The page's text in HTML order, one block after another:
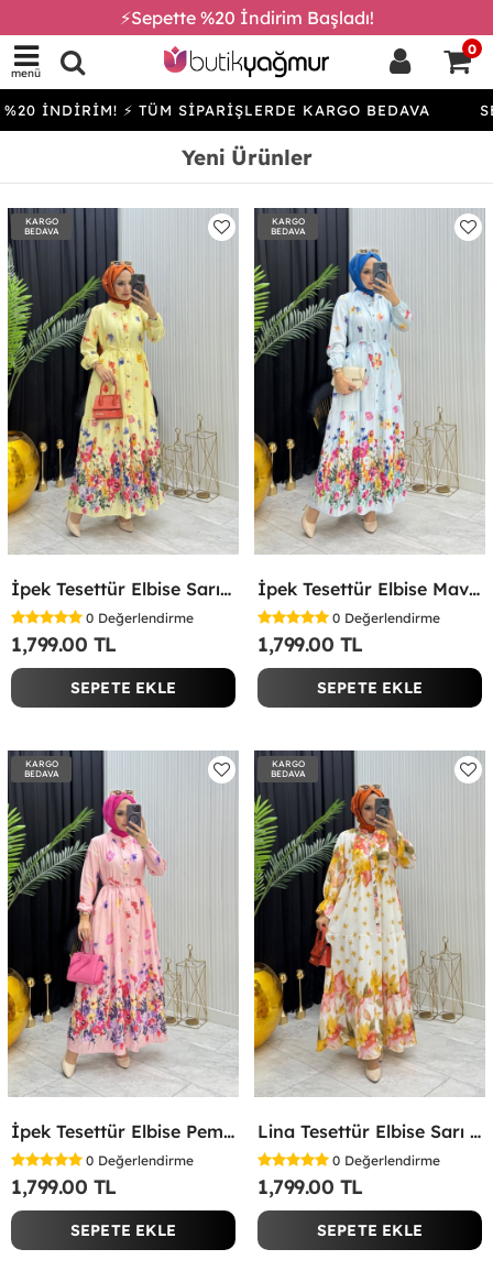
⚡Sepette %20 İndirim Başladı!
menü
0
⚡ TÜM SİPARİŞLERDE KARGO BEDAVA SEPETTE
Yeni Ürünler
KARGO
BEDAVA
İpek Tesettür Elbise Sarı Sarı
0 Değerlendirme
1,799.00 TL
SEPETE EKLE
KARGO
BEDAVA
İpek Tesettür Elbise Mavi Mavi
0 Değerlendirme
1,799.00 TL
SEPETE EKLE
KARGO
BEDAVA
İpek Tesettür Elbise Pembe Pembe
0 Değerlendirme
1,799.00 TL
SEPETE EKLE
KARGO
BEDAVA
Lina Tesettür Elbise Sarı Sarı
0 Değerlendirme
1,799.00 TL
SEPETE EKLE